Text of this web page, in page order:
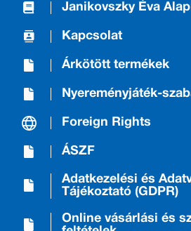
Janikovszky Éva
Kapcsolat
Árkötött termékek
Nyereményjáték-
Foreign Rights
ÁSZF
Adatkezelési és
Tájékoztató (GDPR)
Online vásárlási és